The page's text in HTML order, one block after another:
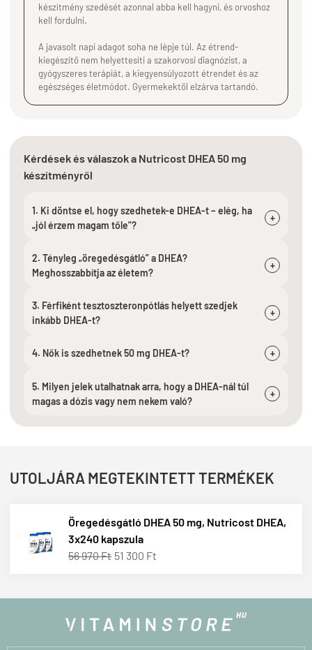
készítmény szedését azonnal abba kell hagyni, és orvoshoz
kell fordulni.
A javasolt napi adagot soha ne lépje túl. Az étrend-
kiegészítő nem helyettesíti a szakorvosi diagnózist, a
gyógyszeres terápiát, a kiegyensúlyozott étrendet és az
egészséges életmódot. Gyermekektől elzárva tartandó.
Kérdések és válaszok a Nutricost DHEA 50 mg
készítményről
1. Ki döntse el, hogy szedhetek-e DHEA-t – elég, ha
„jól érzem magam tőle”?
+
2. Tényleg „öregedésgátló” a DHEA?
Meghosszabbítja az életem?
+
3. Férfiként tesztoszteronpótlás helyett szedjek
inkább DHEA-t?
+
4. Nők is szedhetnek 50 mg DHEA-t? +
5. Milyen jelek utalhatnak arra, hogy a DHEA-nál túl
magas a dózis vagy nem nekem való?
+
UTOLJÁRA MEGTEKINTETT TERMÉKEK
Öregedésgátló DHEA 50 mg, Nutricost DHEA,
3x240 kapszula
56 970 Ft 51 300 Ft